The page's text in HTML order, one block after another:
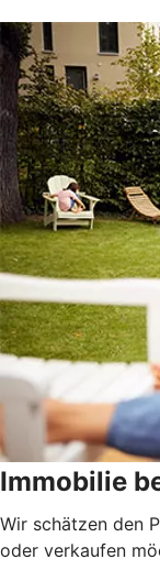
Immobilie
Wir schätzen den
oder verkaufen